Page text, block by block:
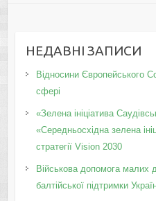
НЕДАВНІ ЗАПИСИ
Відносини Європейського
сфері
«Зелена ініціатива
«Середньосхідна зелена
стратегії Vision 2030
Військова допомога малих
балтійської підтримки